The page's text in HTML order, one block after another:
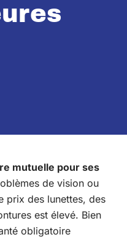
mutuelle pour ses
de vision ou
prix des lunettes, des
est élevé. Bien
obligatoire